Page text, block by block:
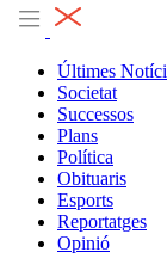
Últimes
Societat
Successos
Plans
Política
Obituaris
Esports
Reportatges
Opinió